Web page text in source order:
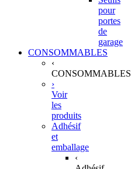
pour
portes
de
garage
CONSOMMABLES
‹
CONSOMMABLES
›
Voir
les
produits
Adhésif
et
emballage
‹